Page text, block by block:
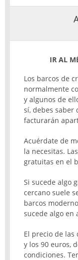
IR AL
Los barcos de
normalmente
y algunos de
sí, debes saber
facturarán
Acuérdate de
la necesitas.
gratuitas en el
Si sucede algo
cercano suele
barcos
sucede algo en
El precio de las
y los 90 euros,
condiciones.